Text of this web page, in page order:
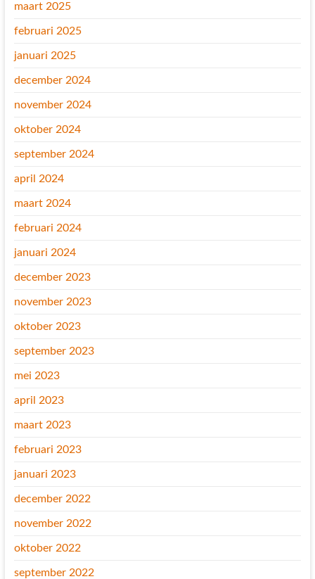
maart 2025
februari 2025
januari 2025
december 2024
november 2024
oktober 2024
september 2024
april 2024
maart 2024
februari 2024
januari 2024
december 2023
november 2023
oktober 2023
september 2023
mei 2023
april 2023
maart 2023
februari 2023
januari 2023
december 2022
november 2022
oktober 2022
september 2022